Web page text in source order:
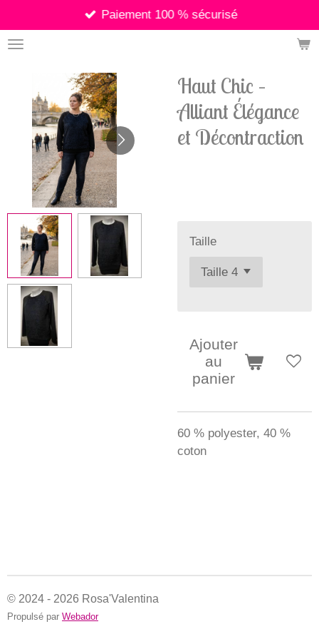
au
contenu
Paiement 100 % sécurisé
Haut Chic –
Alliant Élégance
et Décontraction
Taille
Ajouter
au
panier
60 % polyester, 40 %
coton
© 2024 - 2026 Rosa'Valentina
Propulsé par Webador